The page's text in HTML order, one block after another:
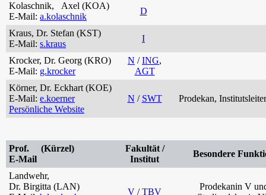
Kolaschnik, Axel (KOA)
E-Mail: a.kolaschnik
D
Kraus, Dr. Stefan (KST)
E-Mail: s.kraus
I
Krocker, Dr. Georg (KRO)
E-Mail: g.krocker
N /ING,
AGT
Körner, Dr. Eckhart (KOE)
E-Mail: e.koerner
Persönliche Website
N / SWT Prodekan,
Prof. (Kürzel)
E-Mail
Fakultät /
Institut
Besondere
Landwehr,
Dr. Birgitta (LAN)
V /TBV
Prodekanin V